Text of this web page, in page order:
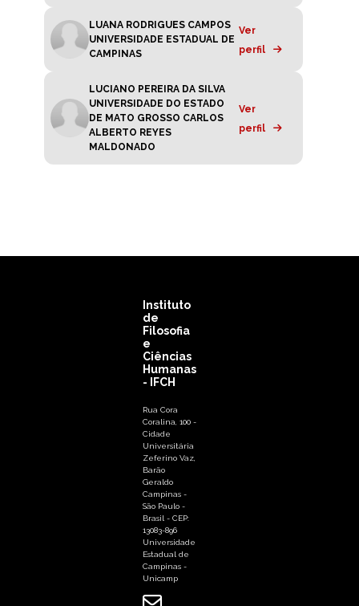
LUANA RODRIGUES CAMPOS
UNIVERSIDADE ESTADUAL DE
CAMPINAS
Ver
perfil
LUCIANO PEREIRA DA SILVA
UNIVERSIDADE DO ESTADO
DE MATO GROSSO CARLOS
ALBERTO REYES
MALDONADO
Ver
perfil
Instituto
de
Filosofia
e
Ciências
Humanas
- IFCH
Rua Cora
Coralina, 100 -
Cidade
Universitária
Zeferino Vaz,
Barão
Geraldo
Campinas -
São Paulo -
Brasil - CEP:
13083-896
Universidade
Estadual de
Campinas -
Unicamp